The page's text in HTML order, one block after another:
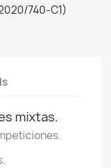
740-C1)
mixtas.